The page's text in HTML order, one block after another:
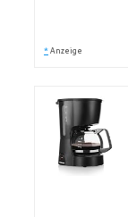
* Anzeige